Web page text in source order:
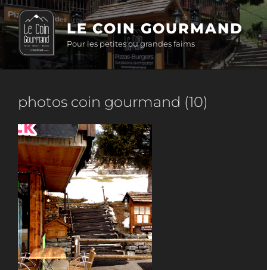
Aller
au
contenu
principal
LE COIN GOURMAND
Pour les petites ou grandes faims
photos coin gourmand (10)